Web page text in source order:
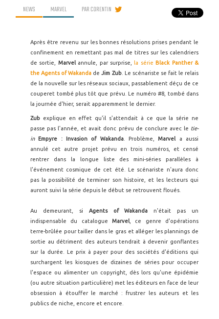
NEWS MARVEL PARCORENTIN
Après être revenu sur les bonnes résolutions prises pendant le
confinement en remettant pas mal de titres sur les calendriers
de sortie, Marvelannule, par surprise, la sérieBlack Panther &
the Agents of Wakanda deJim Zub. Le scénariste se fait le relais
de la nouvelle sur les réseaux sociaux, passablement déçu de ce
couperet tombé plus tôt que prévu. Le numéro #8, tombé dans
la journée d'hier, serait apparemment le dernier.
Zub explique en effet qu'il s'attendait à ce que la série ne
passe pas l'année, et avait donc prévu de conclure avec le tie-
in
Empyre : Invasion of Wakanda. Problème,Marvel
a aussi
annulé cet autre projet prévu en trois numéros, et censé
rentrer dans la longue liste des mini-séries parallèles à
l'événement cosmique de cet été. Le scénariste n'aura donc
pas la possibilité de terminer son histoire, et les lecteurs qui
auront suivi la série depuis le début se retrouvent floués.
Au demeurant, si Agents of Wakanda n'était pas un
indispensable du catalogue Marvel , ce genre d'opérations
terre-brûlée pour tailler dans le gras et alléger les plannings de
sortie au détriment des auteurs tendrait à devenir gonflantes
sur la durée. Le prix à payer pour des sociétés d'éditions qui
surchargent les kiosques de dizaines de séries pour occuper
l'espace ou alimenter un copyright, dès lors qu'une épidémie
(ou autre situation particulière) met les éditeurs en face de leur
obsession à étouffer le marché : frustrer les auteurs et les
publics de niche, encore et encore.